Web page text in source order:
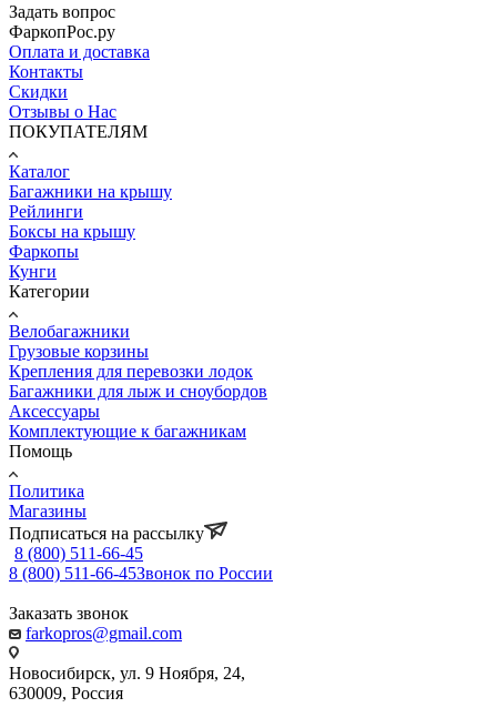
Задать вопрос
ФаркопРос.ру
Оплата и доставка
Контакты
Скидки
Отзывы о Нас
ПОКУПАТЕЛЯМ
Каталог
Багажники на крышу
Рейлинги
Боксы на крышу
Фаркопы
Кунги
Категории
Велобагажники
Грузовые корзины
Крепления для перевозки лодок
Багажники для лыж и сноубордов
Аксессуары
Комплектующие к багажникам
Помощь
Политика
Магазины
Подписаться на рассылку
8 (800) 511-66-45
8 (800) 511-66-45Звонок по России
Заказать звонок
farkopros@gmail.com
Новосибирск, ул. 9 Ноября, 24,
630009, Россия